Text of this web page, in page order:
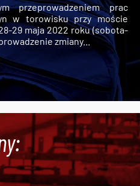
przeprowadzeniem prac
w torowisku przy moście
29 maja 2022 roku (sobota-
zmiany...